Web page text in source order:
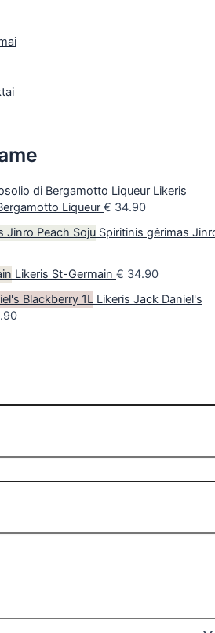
Likeris
Liqueur € 34.90
Spiritinis gėrimas
Likeris St-Germain € 34.90
Likeris Jack Daniel's